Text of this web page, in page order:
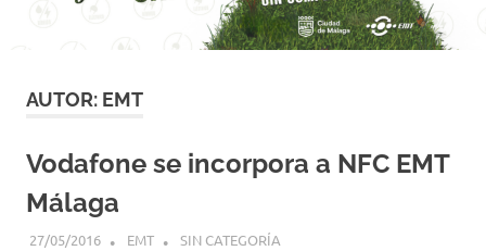
AUTOR: EMT
Vodafone se incorpora a NFC EMT
Málaga
27/05/2016 EMT SIN CATEGORÍA